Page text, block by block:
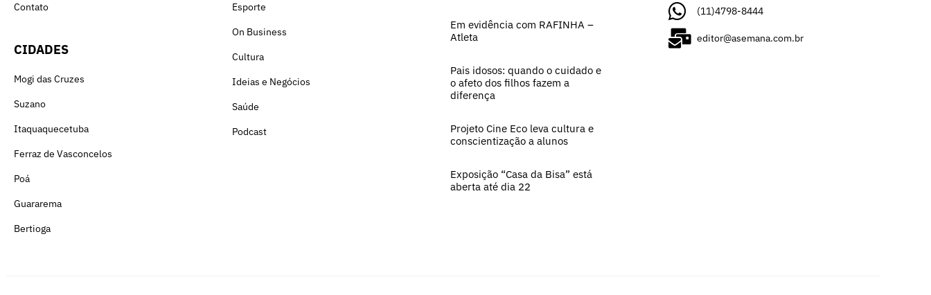
Contato
CIDADES
Mogi das Cruzes
Suzano
Itaquaquecetuba
Ferraz de Vasconcelos
Poá
Guararema
Bertioga
Esporte
On Business
Cultura
Ideias e Negócios
Saúde
Podcast
Em evidência com RAFINHA –
Atleta
Pais idosos: quando o cuidado e
o afeto dos filhos fazem a
diferença
Projeto Cine Eco leva cultura e
conscientização a alunos
Exposição “Casa da Bisa” está
aberta até dia 22
(11)4798-8444
editor@asemana.com.br